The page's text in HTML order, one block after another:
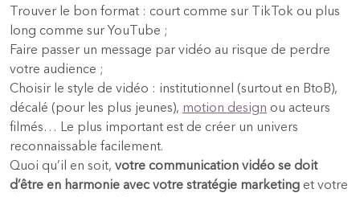
Trouver le bon format : court comme sur TikTok ou plus
long comme sur YouTube ;
Faire passer un message par vidéo au risque de perdre
votre audience ;
Choisir le style de vidéo : institutionnel (surtout en BtoB),
décalé (pour les plus jeunes), motion design ou acteurs
filmés… Le plus important est de créer un univers
reconnaissable facilement.
Quoi qu’il en soit, votre communication vidéo se doit
d’être en harmonie avec votre stratégie marketing et votre